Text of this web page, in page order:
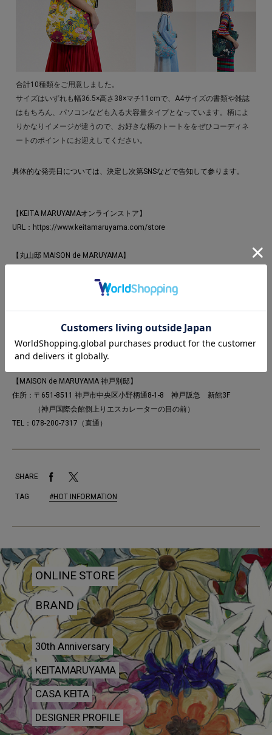
合計10種類をご用意しました。
サイズはいずれも幅36.5×高さ38×マチ11cmで、A4サイズの書類や雑誌
はもちろん、パソコンなども入る大容量タイプとなっています。柄によ
りかなりイメージが違うので、お好きな柄のトートををぜひコーディネ
ートのポイントにお迎えしてください。
具体的な発売日については、決定し次第SNSなどで告知して参ります。
【KEITA MARUYAMAオンラインストア】
URL： https://www.keitamaruyama.com/store
【丸山邸 MAISON de MARUYAMA】
MAIL：info-store@keitamaruyama.com
【KEITAMARUYAMA 阪急うめだ本店】
住所：〒530-8350 大阪府大阪市北区角田町8番7号
TEL：06-6313-0605 （直通）
【MAISON de MARUYAMA 神戸別邸】
住所：〒651-8511 神戸市中央区小野柄通8-1-8 神戸阪急 新館3F
（神戸国際会館側上りエスカレーターの目の前）
TEL：078-200-7317（直通）
SHARE
TAG #HOT INFORMATION
ONLINE STORE
BRAND
30th Anniversary
KEITAMARUYAMA
CASA KEITA
DESIGNER PROFILE